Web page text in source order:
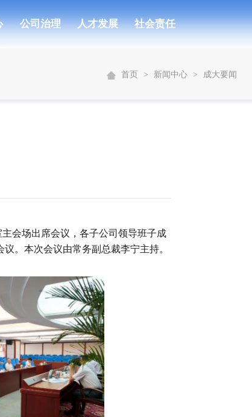
公司治理 人才发展 社会责任
首页 > 新闻中心 > 成大要闻
会场出席会议，各子公司领导班子成
。本次会议由常务副总裁李宁主持。